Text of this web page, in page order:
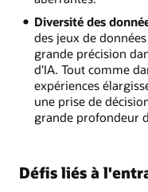
Diversité des
des jeux de
grande précision
d'IA. Tout comme
expériences
une prise de
grande profondeur
Défis liés à